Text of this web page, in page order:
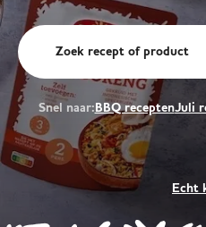
Snel naar: BBQ receptenJuli
Echt